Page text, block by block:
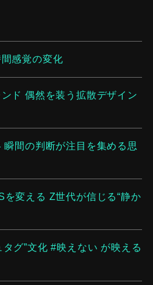
感覚の変化
ド 偶然を装う拡散デザイン
間の判断が注目を集める思
変える Z世代が信じる“静か
グ”文化 #映えない が映える